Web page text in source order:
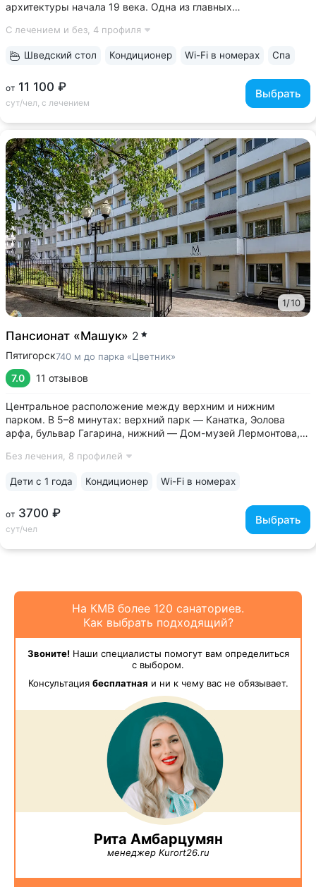
архитектуры начала 19 века. Одна из главных
принимал процедуры поэт М.Ю. Лермонтов. Об этом
С лечением и без, 4 профиля
от 11 100 ₽
сут/чел, с лечением
Выбрать
Шведский стол Кондиционер Wi-Fi в номерах Спа
1/10
Пансионат «Машук» 2
Пятигорск740 м до парка «Цветник»
7.0 11 отзывов
Центральное расположение между верхним и нижним
парком. В 5–8 минутах: верхний парк — Канатка, Эолова
арфа, бульвар Гагарина, нижний — Дом-музей Лермонтова,
Несколько бюветов минеральной воды рядом: бюветы
Без лечения, 8 профилей
от 3700 ₽
сут/чел
Выбрать
Дети с 1 года Кондиционер Wi-Fi в номерах
На КМВ более 120 санаториев.
Как выбрать подходящий?
Звоните!Наши специалисты помогут вам определиться
с выбором.
Консультация бесплатная и ни к чему вас не обязывает.
Рита Амбарцумян
менеджер Kurort26.ru